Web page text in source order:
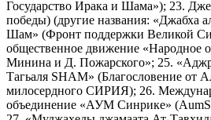
Государство Ирака и Шама»); 23.
победы) (другие названия: «Джабха
Шам» (Фронт поддержки Великой
общественное движение «Народное
Минина и Д. Пожарского»; 25.
Тагьаля SHAM» (Благословение от
милосердного СИРИЯ); 26.
объединение «АУМ Синрике»